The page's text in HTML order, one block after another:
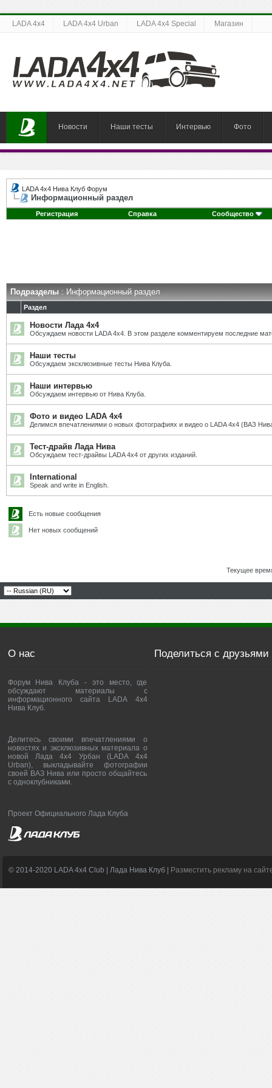
LADA 4x4 LADA 4x4 Urban LADA 4x4 Special Магазин
Новости Наши тесты Интервью Фото
LADA 4x4 Нива Клуб Форум
Информационный раздел
Регистрация Справка Сообщество
Подразделы: Информационный раздел
Раздел
Новости Лада 4х4
Обсуждаем новости LADA 4x4. В этом разделе комментируем последние
Наши тесты
Обсуждаем эксклюзивные тесты Нива Клуба.
Наши интервью
Обсуждаем интервью от Нива Клуба.
Фото и видео LADA 4x4
Делимся впечатлениями о новых фотографиях и видео о LADA 4x4 (ВАЗ
Тест-драйв Лада Нива
Обсуждаем тест-драйвы LADA 4x4 от других изданий.
International
Speak and write in English.
Есть новые сообщения
Нет новых сообщений
Текущее
О нас
Форум Нива Клуба - это место, где
обсуждают материалы с
информационного сайта LADA 4x4
Нива Клуб.
Делитесь своими впечатлениями о
новостях и эксклюзивных материала о
новой Лада 4х4 Урбан (LADA 4x4
Urban), выкладывайте фотографии
своей ВАЗ Нива или просто общайтесь
с одноклубниками.
Проект Официального Лада Клуба
Поделиться с друзьями
© 2014-2020 LADA 4x4 Club | Лада Нива Клуб | Разместить рекламу на